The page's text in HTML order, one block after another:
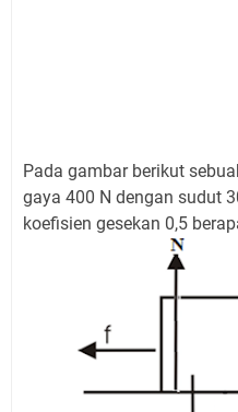
Pada gambar berikut
gaya 400 N dengan sudut
koefisien gesekan 0,5